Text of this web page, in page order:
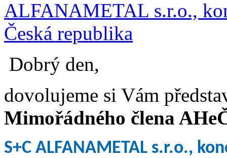
ALFANAMETAL s.r.o.,
Česká republika
Dobrý den,
dovolujeme si Vám
Mimořádného člena
S+C ALFANAMETAL s.r.o.,